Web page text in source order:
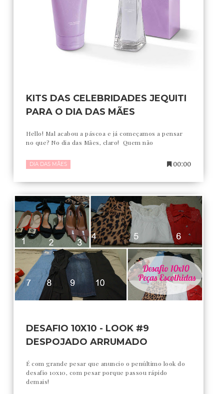
KITS DAS CELEBRIDADES JEQUITI
PARA O DIA DAS MÃES
Hello! Mal acabou a páscoa e já começamos a pensar
no que? No dia das Mães, claro! Quem não
DIA DAS MÃES 00:00
DESAFIO 10X10 - LOOK #9
DESPOJADO ARRUMADO
É com grande pesar que anuncio o penúltimo look do
desafio 10x10, com pesar porque passou rápido
demais!